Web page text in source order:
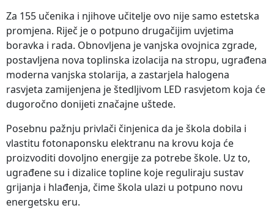
Za 155 učenika i njihove učitelje ovo nije samo estetska
promjena. Riječ je o potpuno drugačijim uvjetima
boravka i rada. Obnovljena je vanjska ovojnica zgrade,
postavljena nova toplinska izolacija na stropu, ugrađena
moderna vanjska stolarija, a zastarjela halogena
rasvjeta zamijenjena je štedljivom LED rasvjetom koja će
dugoročno donijeti značajne uštede.
Posebnu pažnju privlači činjenica da je škola dobila i
vlastitu fotonaponsku elektranu na krovu koja će
proizvoditi dovoljno energije za potrebe škole. Uz to,
ugrađene su i dizalice topline koje reguliraju sustav
grijanja i hlađenja, čime škola ulazi u potpuno novu
energetsku eru.